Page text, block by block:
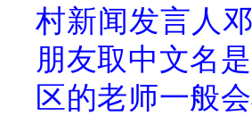
村新闻发言人
朋友取中文名
区的老师一般